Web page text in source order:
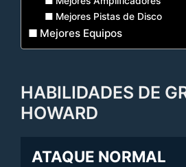
Mejores Pistas de Disco
Mejores Equipos
HABILIDADES DE
HOWARD
ATAQUE NORMAL